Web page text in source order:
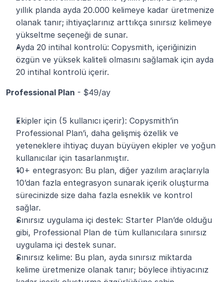
yıllık planda ayda 20.000 kelimeye kadar üretmenize
olanak tanır; ihtiyaçlarınız arttıkça sınırsız kelimeye
yükseltme seçeneği de sunar.
Ayda 20 intihal kontrolü: Copysmith, içeriğinizin
özgün ve yüksek kaliteli olmasını sağlamak için ayda
20 intihal kontrolü içerir.
Professional Plan - $49/ay
Ekipler için (5 kullanıcı içerir): Copysmith’in
Professional Plan’i, daha gelişmiş özellik ve
yeteneklere ihtiyaç duyan büyüyen ekipler ve yoğun
kullanıcılar için tasarlanmıştır.
10+ entegrasyon: Bu plan, diğer yazılım araçlarıyla
10’dan fazla entegrasyon sunarak içerik oluşturma
sürecinizde size daha fazla esneklik ve kontrol
sağlar.
Sınırsız uygulama içi destek: Starter Plan’de olduğu
gibi, Professional Plan de tüm kullanıcılara sınırsız
uygulama içi destek sunar.
Sınırsız kelime: Bu plan, ayda sınırsız miktarda
kelime üretmenize olanak tanır; böylece ihtiyacınız